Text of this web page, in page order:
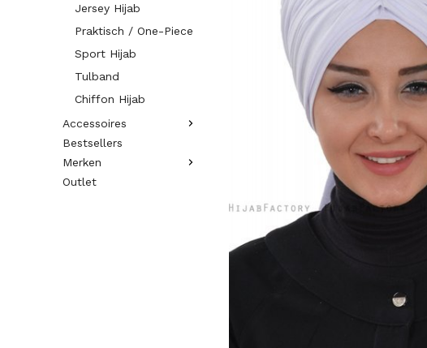
Jersey Hijab
Praktisch / One-Piece
Sport Hijab
Tulband
Chiffon Hijab
Accessoires
Bestsellers
Merken
Outlet